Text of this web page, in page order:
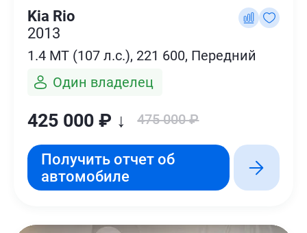
Kia Rio
2013
1.4 MT (107 л.с.), 221 600, Передний
Один владелец
425 000 ₽ ↓ 475 000 ₽
Получить отчет об
автомобиле